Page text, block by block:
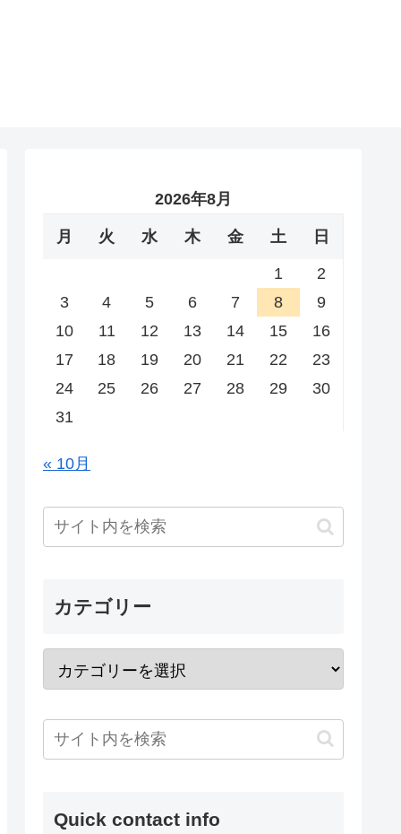
2026年8月
月 火 水 木 金 土 日
1
2
3
4 5 6 7 8
9
10
11 12 13 14 15
16
17
18 19 20 21 22
23
24
25 26 27 28 29
30
31
« 10月
カテゴリー
Quick contact info